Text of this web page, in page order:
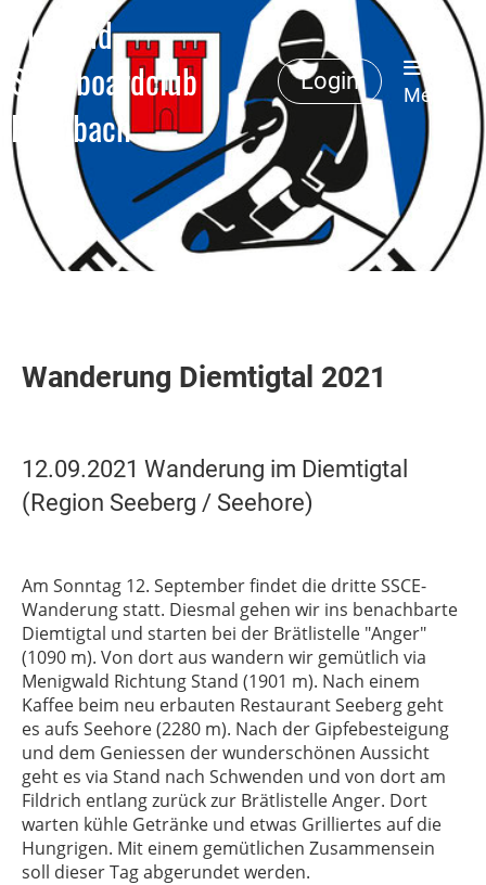
Ski- und
Snowboardclub
Erlenbach
Login
Menü
Wanderung Diemtigtal 2021
12.09.2021 Wanderung im Diemtigtal
(Region Seeberg / Seehore)
Am Sonntag 12. September findet die dritte SSCE-
Wanderung statt. Diesmal gehen wir ins benachbarte
Diemtigtal und starten bei der Brätlistelle "Anger"
(1090 m). Von dort aus wandern wir gemütlich via
Menigwald Richtung Stand (1901 m). Nach einem
Kaffee beim neu erbauten Restaurant Seeberg geht
es aufs Seehore (2280 m). Nach der Gipfebesteigung
und dem Geniessen der wunderschönen Aussicht
geht es via Stand nach Schwenden und von dort am
Fildrich entlang zurück zur Brätlistelle Anger. Dort
warten kühle Getränke und etwas Grilliertes auf die
Hungrigen. Mit einem gemütlichen Zusammensein
soll dieser Tag abgerundet werden.